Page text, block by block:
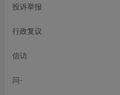
投诉举报
行政复议
信访
问-